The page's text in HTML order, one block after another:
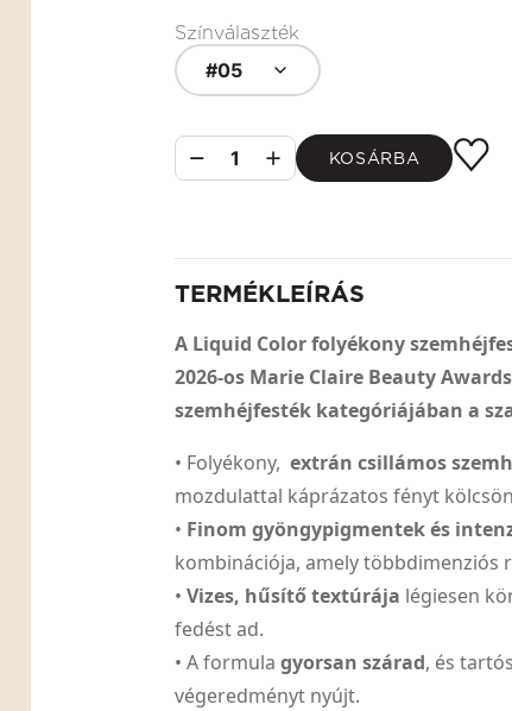
Színválaszték
#05
1 KOSÁRBA
TERMÉKLEÍRÁS
A Liquid Color folyékony
2026-os Marie Claire Beauty
szemhéjfesték kategóriájában a
• Folyékony,extrán csillámos
mozdulattal káprázatos fényt
• Finom gyöngypigmentek és
kombinációja, amely többdimenziós
•Vizes, hűsítő textúrája légiesen
fedést ad.
• A formulagyorsan szárad, és
végeredményt nyújt.